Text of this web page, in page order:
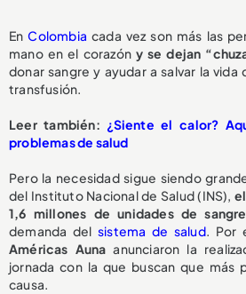
EnColombia cada vez son más las
mano en el corazón y se dejan
donar sangre y ayudar a salvar la vida
transfusión.
Leer también: ¿Siente el calor?
problemas de salud
Pero la necesidad sigue siendo
del Instituto Nacional de Salud (INS),
1,6 millones de unidades de
demanda delsistema de salud. Por
Américas Auna anunciaron la
jornada con la que buscan que más
causa.